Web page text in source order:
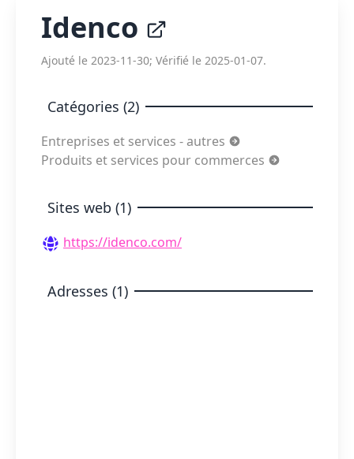
Idenco
Ajouté le 2023-11-30; Vérifié le 2025-01-07.
Catégories (2)
Entreprises et services - autres
Produits et services pour commerces
Sites web (1)
https://idenco.com/
Adresses (1)